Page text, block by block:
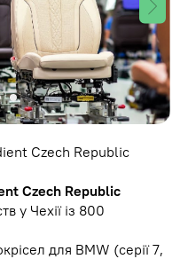
Czech Republic
Czech Republic
у Чехії із 800
для BMW (серії 7,